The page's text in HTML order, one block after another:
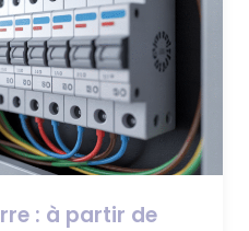
: à partir de